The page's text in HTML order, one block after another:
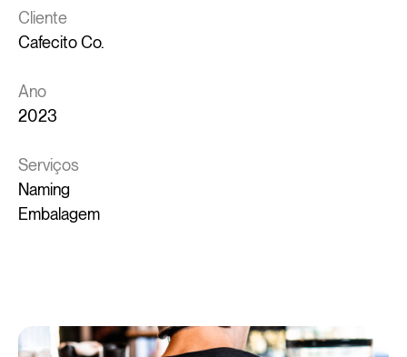
Cliente
Cafecito Co.
Ano
2023
Serviços
Naming
Embalagem